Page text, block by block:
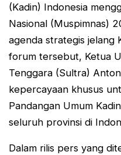
(Kadin) Indonesia
Nasional (Muspimnas)
agenda strategis jelang
forum tersebut, Ketua
Tenggara (Sultra)
kepercayaan khusus
Pandangan Umum
seluruh provinsi di
Dalam rilis pers yang